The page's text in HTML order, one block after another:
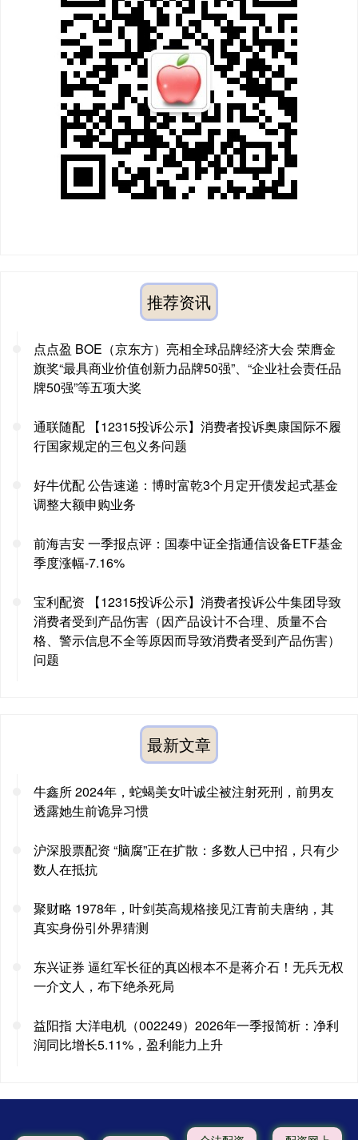
推荐资讯
点点盈 BOE（京东方）亮相全球品牌经济大会 荣膺金
旗奖“最具商业价值创新力品牌50强”、“企业社会责任品
牌50强”等五项大奖
通联随配 【12315投诉公示】消费者投诉奥康国际不履
行国家规定的三包义务问题
好牛优配 公告速递：博时富乾3个月定开债发起式基金
调整大额申购业务
前海吉安 一季报点评：国泰中证全指通信设备ETF基金
季度涨幅-7.16%
宝利配资 【12315投诉公示】消费者投诉公牛集团导致
消费者受到产品伤害（因产品设计不合理、质量不合
格、警示信息不全等原因而导致消费者受到产品伤害）
问题
最新文章
牛鑫所 2024年，蛇蝎美女叶诚尘被注射死刑，前男友
透露她生前诡异习惯
沪深股票配资 “脑腐”正在扩散：多数人已中招，只有少
数人在抵抗
聚财略 1978年，叶剑英高规格接见江青前夫唐纳，其
真实身份引外界猜测
东兴证券 逼红军长征的真凶根本不是蒋介石！无兵无权
一介文人，布下绝杀死局
益阳指 大洋电机（002249）2026年一季报简析：净利
润同比增长5.11%，盈利能力上升